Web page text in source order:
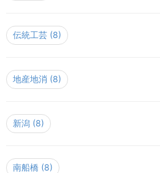
伝統工芸 (8)
地産地消 (8)
新潟 (8)
南船橋 (8)